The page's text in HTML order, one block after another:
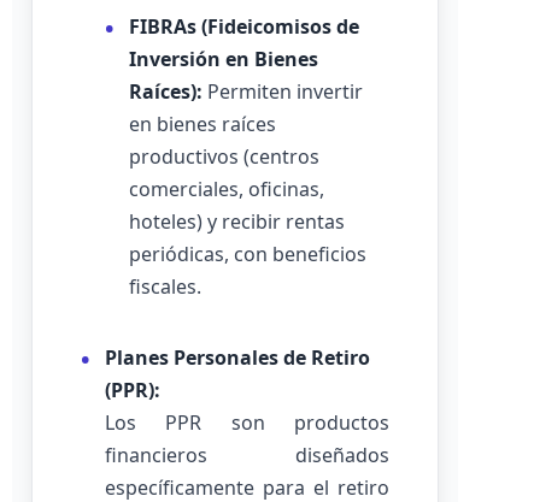
FIBRAs (Fideicomisos de
Inversión en Bienes
Raíces): Permiten invertir
en bienes raíces
productivos (centros
comerciales, oficinas,
hoteles) y recibir rentas
periódicas, con beneficios
fiscales.
Planes Personales de Retiro
(PPR):
Los PPR son productos
financieros diseñados
específicamente para el retiro